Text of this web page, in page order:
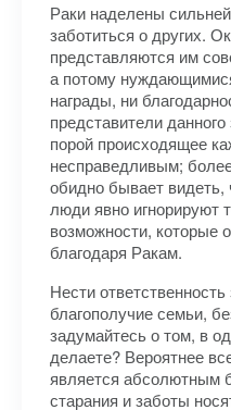
Раки наделены
заботиться о других.
представляются им
а потому
награды, ни
представители
порой происходящее
несправедливым;
обидно бывает видеть,
люди явно игнорируют
возможности, которые
благодаря Ракам.
Нести
благополучие семьи,
задумайтесь о том, в
делаете? Вероятнее
является абсолютным
старания и заботы